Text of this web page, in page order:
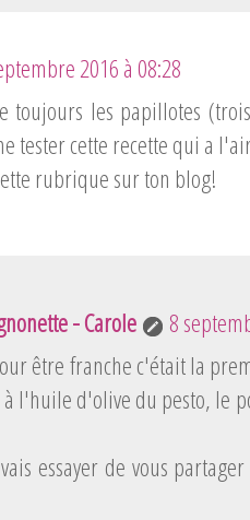
2016 à 08:28
toujours les papillotes
tester cette recette qui a
rubrique sur ton blog!
- Carole
8
être franche c'était la
l'huile d'olive du pesto, le
essayer de vous